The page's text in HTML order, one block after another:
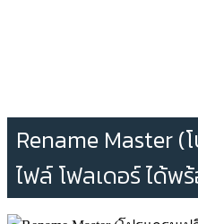
Rename Master (
ไฟล์ โฟลเดอร์ ได้